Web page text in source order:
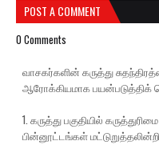
POST A COMMENT
0 Comments
வாசகர்களின் கருத்து
ஆரோக்கியமாக
1. கருத்து பகுதியில்
பின்னூட்டங்கள்